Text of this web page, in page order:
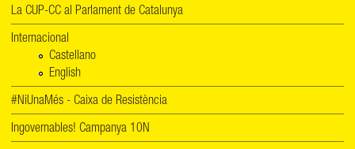
La CUP-CC al Parlament de Catalunya
Internacional
Castellano
English
#NiUnaMés - Caixa de Resistència
Ingovernables! Campanya 10N